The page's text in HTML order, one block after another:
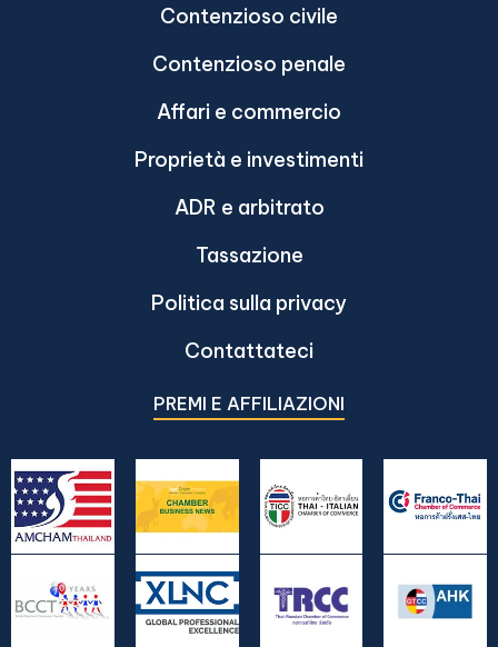
Contenzioso civile
Contenzioso penale
Affari e commercio
Proprietà e investimenti
ADR e arbitrato
Tassazione
Politica sulla privacy
Contattateci
PREMI E AFFILIAZIONI